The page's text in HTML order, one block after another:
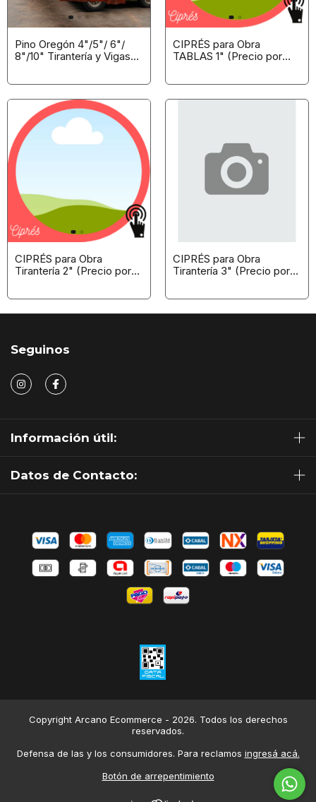
Pino Oregón 4"/5"/ 6"/
8"/10" Tirantería y Vigas
CIPRÉS para Obra
TABLAS 1" (Precio por
CIPRÉS para Obra
Tirantería 2" (Precio por
CIPRÉS para Obra
Tirantería 3" (Precio por
Seguinos
Información útil:
Datos de Contacto:
Copyright Arcano Ecommerce - 2026. Todos los derechos
reservados.
Defensa de las y los consumidores. Para reclamos ingresá acá.
Botón de arrepentimiento